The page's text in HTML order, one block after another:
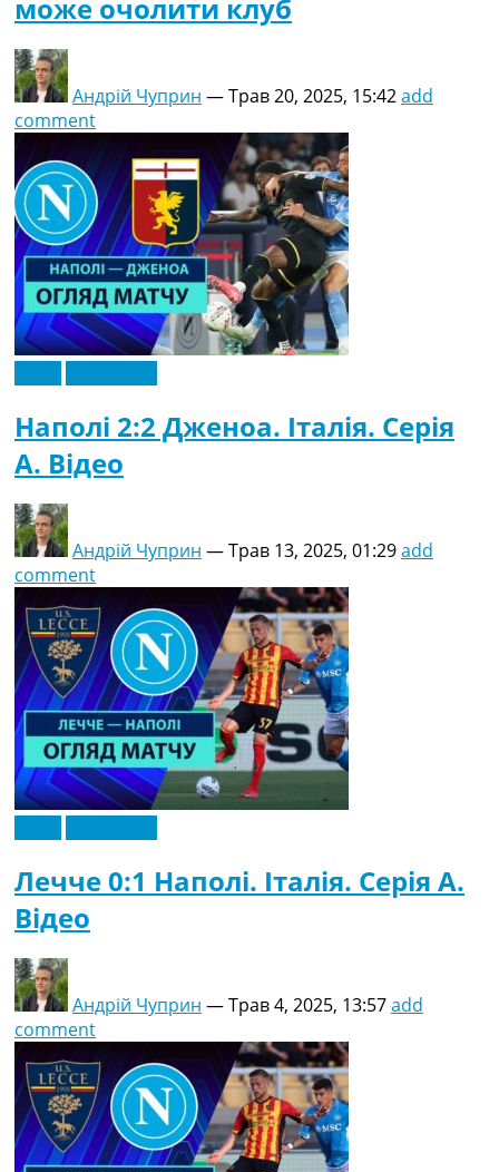
може очолити клуб
Андрій Чуприн —Трав 20, 2025, 15:42add
comment
Наполі 2:2 Дженоа. Італія. Серія
A. Відео
Андрій Чуприн —Трав 13, 2025, 01:29add
comment
Лечче 0:1 Наполі. Італія. Серія A.
Відео
Андрій Чуприн —Трав 4, 2025, 13:57add
comment